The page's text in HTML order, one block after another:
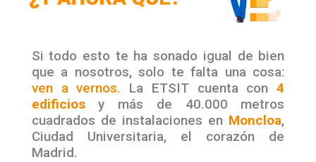
Si todo esto te ha sonado igual de bien
que a nosotros, solo te falta una cosa:
ven a vernos. La ETSIT cuenta con4
edificiosy más de 40.000 metros
cuadrados de instalaciones en Moncloa,
Ciudad Universitaria, el corazón de
Madrid.